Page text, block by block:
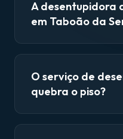
A desentupidora
em Taboão da
O serviço de
quebra o piso?